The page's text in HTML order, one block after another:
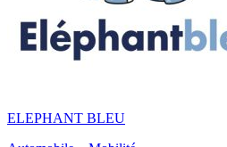
ELEPHANT BLEU